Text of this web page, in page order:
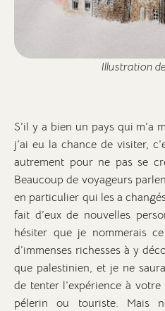
Illustration
S’il y a bien un pays qui m’a
j’ai eu la chance de visiter,
autrement pour ne pas se
Beaucoup de voyageurs
en particulier qui les a
fait d’eux de nouvelles
hésiter que je nommerais
d’immenses richesses à y
que palestinien, et je ne
de tenter l’expérience à
pélerin ou touriste. Mais